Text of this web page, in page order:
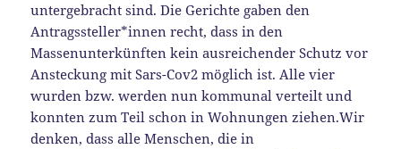
untergebracht sind. Die Gerichte gaben den
Antragssteller*innen recht, dass in den
Massenunterkünften kein ausreichender Schutz vor
Ansteckung mit Sars-Cov2 möglich ist. Alle vier
wurden bzw. werden nun kommunal verteilt und
konnten zum Teil schon in Wohnungen ziehen.Wir
denken, dass alle Menschen, die in